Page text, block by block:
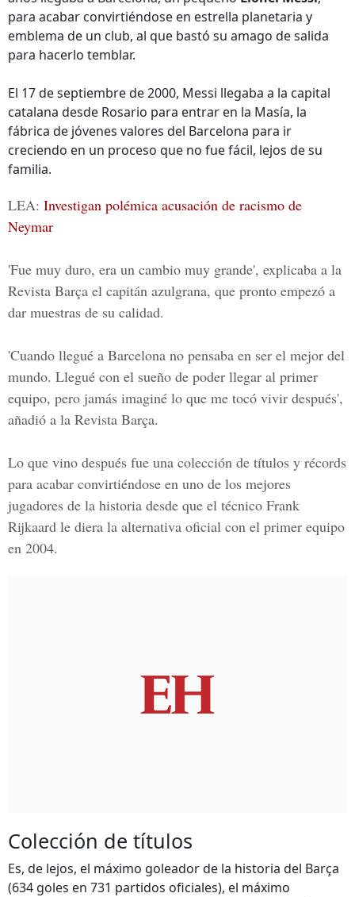
para acabar convirtiéndose en estrella planetaria y
emblema de un club, al que bastó su amago de salida
para hacerlo temblar.
El 17 de septiembre de 2000, Messi llegaba a la capital
catalana desde Rosario para entrar en la Masía, la
fábrica de jóvenes valores del Barcelona para ir
creciendo en un proceso que no fue fácil, lejos de su
familia.
LEA: Investigan polémica acusación de racismo de
Neymar
'Fue muy duro, era un cambio muy grande', explicaba a la
Revista Barça el capitán azulgrana, que pronto empezó a
dar muestras de su calidad.
'Cuando llegué a Barcelona no pensaba en ser el mejor del
mundo. Llegué con el sueño de poder llegar al primer
equipo, pero jamás imaginé lo que me tocó vivir después',
añadió a la Revista Barça.
Lo que vino después fue una colección de títulos y récords
para acabar convirtiéndose en uno de los mejores
jugadores de la historia desde que el técnico Frank
Rijkaard le diera la alternativa oficial con el primer equipo
en 2004.
Colección de títulos
Es, de lejos, el máximo goleador de la historia del Barça
(634 goles en 731 partidos oficiales), el máximo